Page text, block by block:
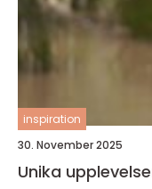
inspiration
30. November 2025
Unika